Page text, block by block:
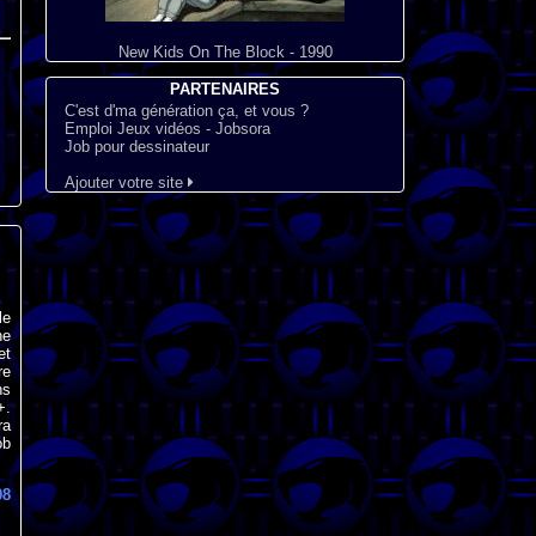
New Kids On The Block - 1990
PARTENAIRES
C'est d'ma génération ça, et vous ?
Emploi Jeux vidéos - Jobsora
Job pour dessinateur
Ajouter votre site